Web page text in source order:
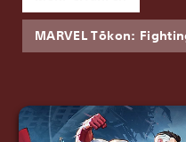
MARVEL Tōkon: